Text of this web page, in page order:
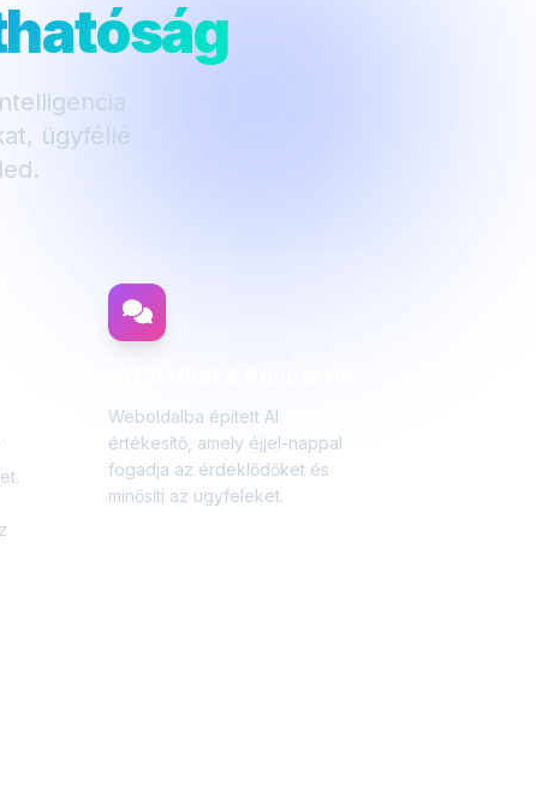
ügyféllé
Weboldalba épített AI
értékesítő, amely éjjel-nappal
fogadja az érdeklődőket és
minősíti az ügyfeleket.